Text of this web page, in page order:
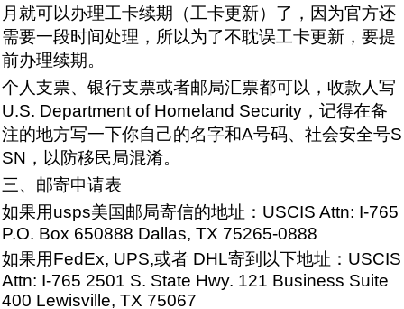
月就可以办理工卡续期（工卡更新）了，因为官方还
需要一段时间处理，所以为了不耽误工卡更新，要提
前办理续期。
个人支票、银行支票或者邮局汇票都可以，收款人写
U.S. Department of Homeland Security，记得在备
注的地方写一下你自己的名字和A号码、社会安全号S
SN，以防移民局混淆。
三、邮寄申请表
如果用usps美国邮局寄信的地址：USCIS Attn: I-765
P.O. Box 650888 Dallas, TX 75265-0888
如果用FedEx, UPS,或者 DHL寄到以下地址：USCIS
Attn: I-765 2501 S. State Hwy. 121 Business Suite
400 Lewisville, TX 75067